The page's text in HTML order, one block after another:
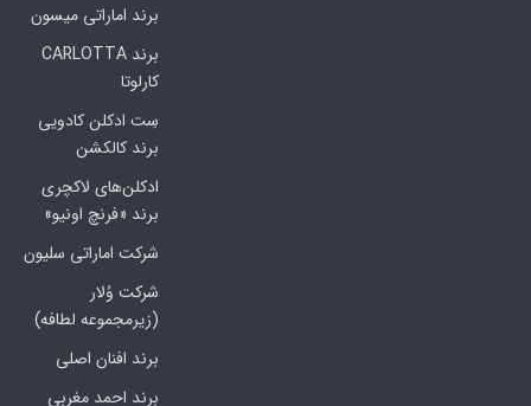
برند اماراتی میسون
برند CARLOTTA
کارلوتا
سِت ادکلن کادویی
برند کالکشن
ادکلن‌های لاکچری
برند «فرنچ اونیو»
شرکت اماراتی سلیون
شرکت وُلار
(زیرمجموعه لطافه)
برند افنان اصلی
برند احمد مغربی